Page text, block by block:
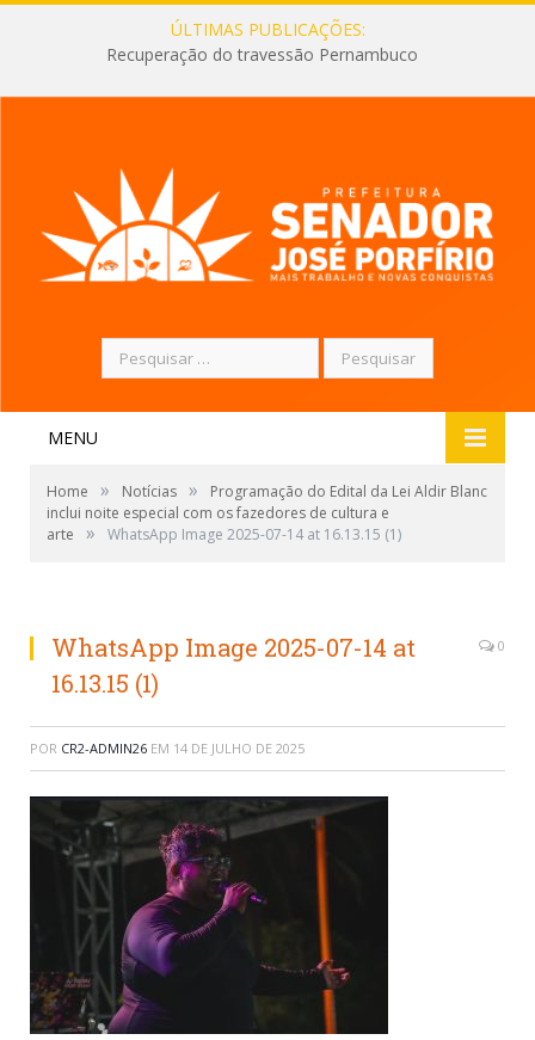
ÚLTIMAS PUBLICAÇÕES:
Recuperação do travessão Pernambuco
Pesquisar
por:
MENU
Home » Notícias »
Programação do Edital da Lei Aldir Blanc
inclui noite especial com os fazedores de cultura e
arte
» WhatsApp Image 2025-07-14 at 16.13.15 (1)
WhatsApp Image 2025-07-14 at
16.13.15 (1)
0
POR CR2-ADMIN26 EM 14 DE JULHO DE 2025